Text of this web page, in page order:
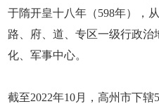
于隋开皇十八年（598年），
路、府、道、专区一级行政
化、军事中心。
截至2022年10月，高州市下